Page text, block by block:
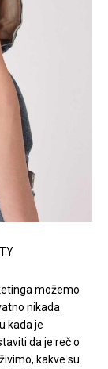
možemo
nikada
kada je
da je reč o
kakve su